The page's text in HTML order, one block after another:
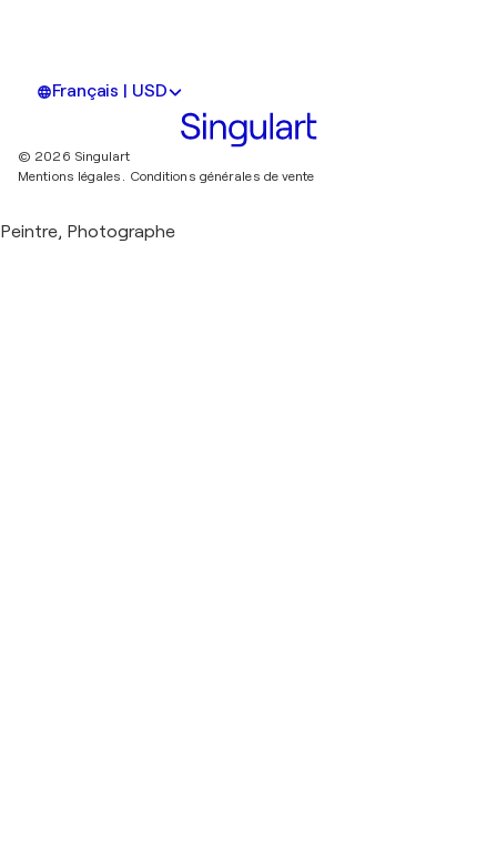
Français | USD
© 2026 Singulart
Mentions légales. Conditions générales de vente
Peintre, Photographe